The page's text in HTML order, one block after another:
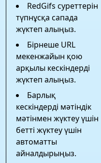
RedGifs суреттерін
түпнұсқа сапада
жүктеп алыңыз.
Бірнеше URL
мекенжайын қою
арқылы кескіндерді
жүктеп алыңыз.
Барлық
кескіндерді мәтіндік
мәтінмен жүктеу үшін
бетті жүктеу үшін
автоматты
айналдырыңыз.